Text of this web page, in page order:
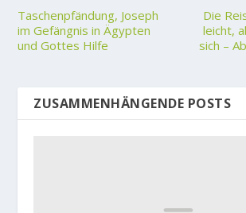
Taschenpfändung, Joseph
im Gefängnis in Ägypten
und Gottes Hilfe
Die
leicht,
sich –
ZUSAMMENHÄNGENDE POSTS